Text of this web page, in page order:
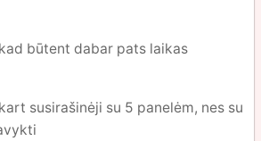
būtent dabar pats laikas
susirašinėji su 5 panelėm, nes su